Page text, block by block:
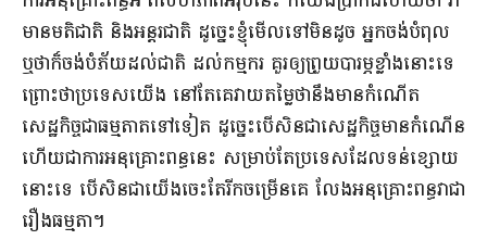
មាន​មតិ​ជាតិ និង​អន្ដរជាតិ ដូច្នេះ​ខ្ញុំ​មើល​ទៅ​មិន​ដូច អ្នក​ចង់​បំពុល ​
ឬថា​ក៏​ចង់​បំភ័យ​ដល់​ជាតិ ដល់​កម្មករ គួរឲ្យ​ព្រួយបារម្ភ​ខ្លាំង​នោះ​ទេ
ព្រោះថា​ប្រទេស​យើង នៅ​តែ​គេ​វាយតម្លៃថា​នឹង​មាន​កំណើត​
សេដ្ឋកិច្ច​ជាធម្មតា​តទៅទៀត ដូច្នេះ​បើ​សិន​ជា​សេដ្ឋកិច្ច​មាន​កំណើន
ហើយ​ជា​ការអនុគ្រោះ​ពន្ធ​នេះ ​សម្រាប់​តែ​ប្រទេស​ដែល​ទន់ខ្សោយ​
នោះ​ទេ បើសិនជា​យើង​ចេះ​តែ​រីកចម្រើន​គេ លែង​អនុគ្រោះ​ពន្ធ​វា​ជា​
រឿង​ធម្មតា​។​